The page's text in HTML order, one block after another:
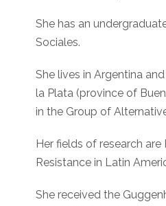
She has an
Sociales.
She lives in Argentina
la Plata (province of
in the Group of
Her fields of research
Resistance in Latin
She received the